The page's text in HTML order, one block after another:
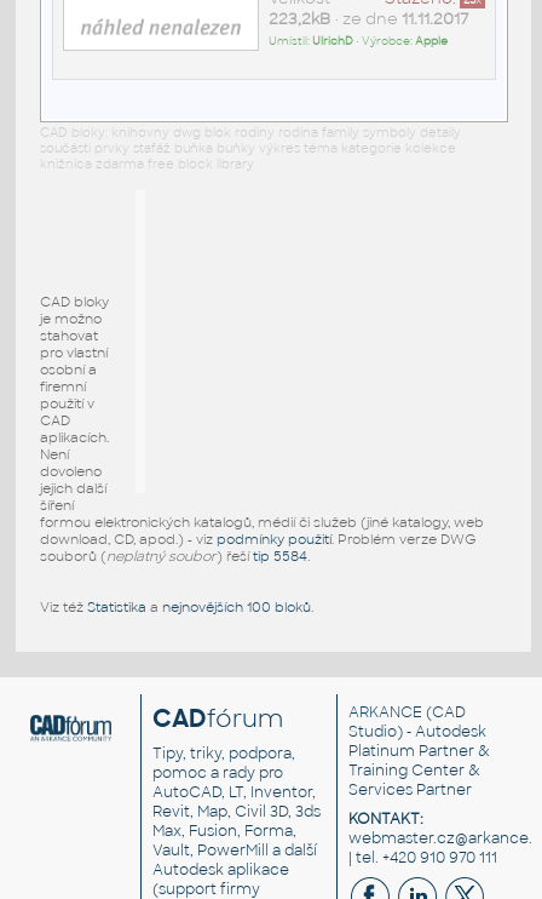
223,2kB• ze dne 11.11.2017
Umístil:UlrichD• Výrobce:Apple
CAD bloky: knihovny dwg blok rodiny rodina family symboly detaily
součásti prvky stafáž buňka buňky výkres téma kategorie kolekce
knižnica zdarma free block library
CAD bloky
je možno
stahovat
pro vlastní
osobní a
firemní
použití v
CAD
aplikacích.
Není
dovoleno
jejich další
šíření
formou elektronických katalogů, médií či služeb (jiné katalogy, web
download, CD, apod.) - viz podmínky použití. Problém verze DWG
souborů (neplatný soubor) řešítip 5584.
Viz též Statistika a nejnovějších 100 bloků.
CADfórum
Tipy, triky, podpora,
pomoc a rady pro
AutoCAD, LT, Inventor,
Revit, Map, Civil 3D, 3ds
Max, Fusion, Forma,
Vault, PowerMill a další
Autodesk aplikace
(support firmy
ARKANCE (CAD
Studio) - Autodesk
Platinum Partner &
Training Center &
Services Partner
KONTAKT:
| tel. +420 910 970 111